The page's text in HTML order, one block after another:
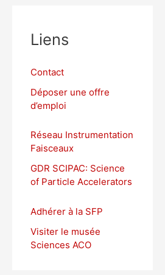
Liens
Contact
Déposer une offre
d’emploi
Réseau Instrumentation
Faisceaux
GDR SCIPAC: Science
of Particle Accelerators
Adhérerà la SFP
Visiter le musée
Sciences ACO